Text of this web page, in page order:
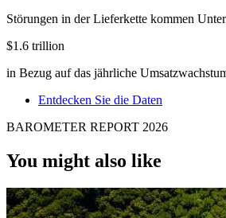
Störungen in der Lieferkette kommen
$1.6 trillion
in Bezug auf das jährliche
Entdecken Sie die Daten
BAROMETER REPORT 2026
You might also like